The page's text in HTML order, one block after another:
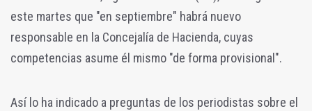
este martes que "en septiembre" habrá nuevo
responsable en la Concejalía de Hacienda, cuyas
competencias asume él mismo "de forma provisional".
Así lo ha indicado a preguntas de los periodistas sobre el